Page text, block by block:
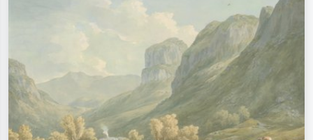
Hokusai, Akt.
Wiese, Abstrakt mit viel Rot, Dunkles
Ölgemälde, Stehender Akt neben einem
Baum.